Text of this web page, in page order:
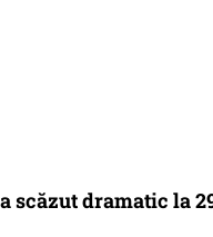
scăzut dramatic la